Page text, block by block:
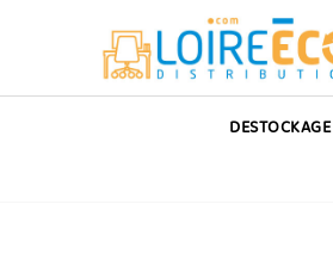
DESTOCKAGE